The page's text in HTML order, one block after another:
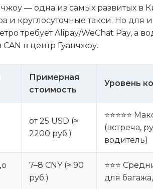
— одна из самых развитых в
и круглосуточные такси. Но для
требует Alipay/WeChat Pay, а
в центр Гуанчжоу.
Примерная
стоимость
Уровень
от 25 USD (≈
2200 руб.)
⭐⭐⭐⭐⭐
(встреча,
водитель)
7–8 CNY (≈ 90
руб.)
⭐⭐⭐
для